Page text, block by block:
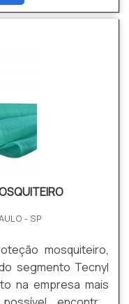
e qualidade no
outras.
- SP
mosquiteiro,
segmento Tecnyl
na empresa mais